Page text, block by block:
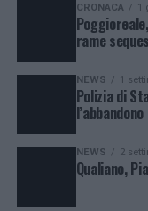
CRONACA 1
rame
NEWS 1
Polizia di
NEWS 2
Qualiano,